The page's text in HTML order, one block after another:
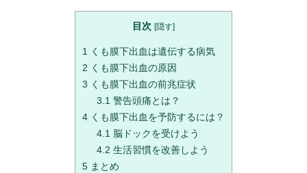
目次 [隠す]
1 くも膜下出血は遺伝する病気
2 くも膜下出血の原因
3 くも膜下出血の前兆症状
3.1警告頭痛とは？
4 くも膜下出血を予防するには？
4.1脳ドックを受けよう
4.2 生活習慣を改善しよう
5 まとめ